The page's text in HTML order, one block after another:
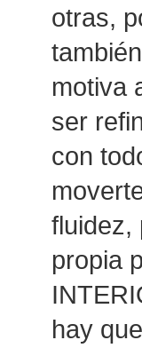
otras,
motiva
ser
con
fluidez,
propia
hay